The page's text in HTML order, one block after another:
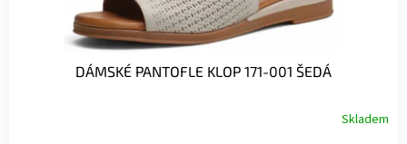
DÁMSKÉ PANTOFLE KLOP 171-001 ŠEDÁ
Skladem